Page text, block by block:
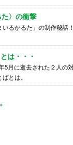
〉の衝撃
いるかるた」の制作秘話
は・・・
5月に逝去された２人の
とは。